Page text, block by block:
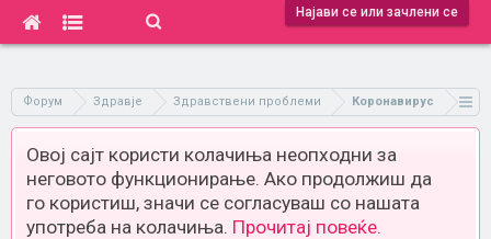
Најави се или зачлени се
Форум Здравје Здравствени проблеми Коронавирус
Овој сајт користи колачиња неопходни за
неговото функционирање. Ако продолжиш да
го користиш, значи се согласуваш со нашата
употреба на колачиња. Прочитај повеќе.